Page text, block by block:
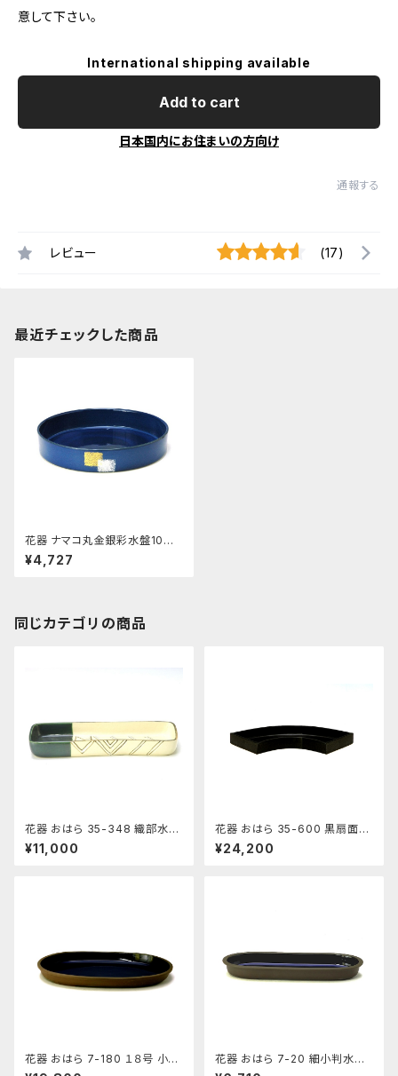
意して下さい。
International shipping available
Add to cart
日本国内にお住まいの方向け
通報する
レビュー (17)
最近チェックした商品
花器 ナマコ丸金銀彩水盤10号
陶器 水盤 花瓶 フラワーベース
¥4,727
同じカテゴリの商品
花器 おはら 35-348 織部水盤
花瓶 フラワーベース 水盤
¥11,000
花器 おはら 35-600 黒扇面水
盤 花瓶 フラワーベース 水盤
¥24,200
花器 おはら 7-180 １８号 小判
水盤 花瓶 フラワーベース 水盤
花器 おはら 7-20 細小判水盤
（流円） 花瓶 フラワーベース 水